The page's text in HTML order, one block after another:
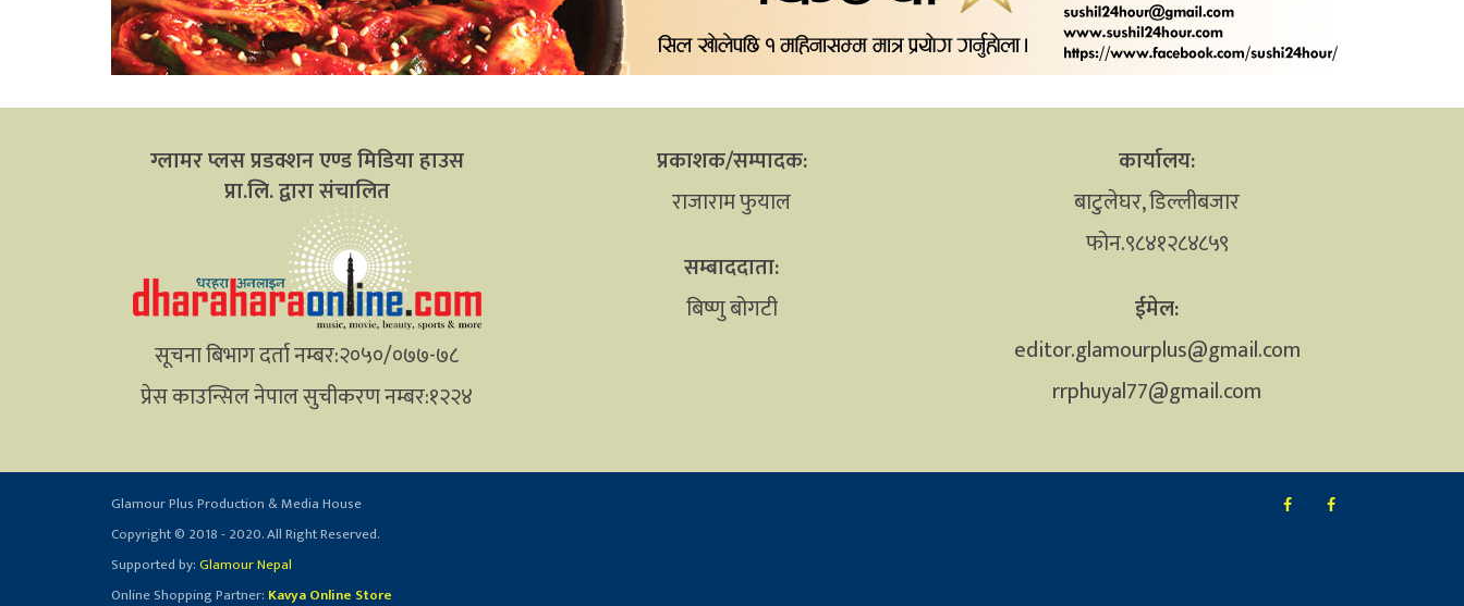
ग्लामर प्लस प्रडक्शन एण्ड मिडिया हाउस
प्रा.लि. द्वारा संचालित
सूचना बिभाग दर्ता नम्बर:२०५०/०७७-७८
प्रेस काउन्सिल नेपाल सुचीकरण नम्बर:१२२४
प्रकाशक/सम्पादक:
राजाराम फुयाल
सम्बाददाता:
बिष्णु बोगटी
कार्यालय:
बाटुलेघर, डिल्लीबजार
फोन.९८४१२८४८५९
ईमेल:
editor.glamourplus@gmail.com
rrphuyal77@gmail.com
Glamour Plus Production & Media House
Copyright © 2018 - 2020. All Right Reserved.
Supported by:Glamour Nepal
Online Shopping Partner: Kavya Online Store